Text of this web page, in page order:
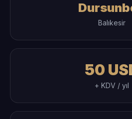
Balıkesir
50
+ KDV / yıl